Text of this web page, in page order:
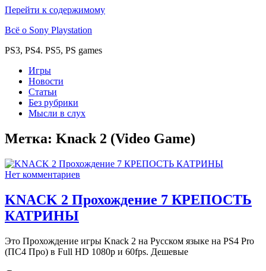
Перейти к содержимому
Всё о Sony Playstation
PS3, PS4. PS5, PS games
Игры
Новости
Статьи
Без рубрики
Мысли в слух
Метка: Knack 2 (Video Game)
Нет комментариев
KNACK 2 Прохождение 7 КРЕПОСТЬ
КАТРИНЫ
Это Прохождение игры Knack 2 на Русском языке на PS4 Pro
(ПС4 Про) в Full HD 1080p и 60fps. Дешевые